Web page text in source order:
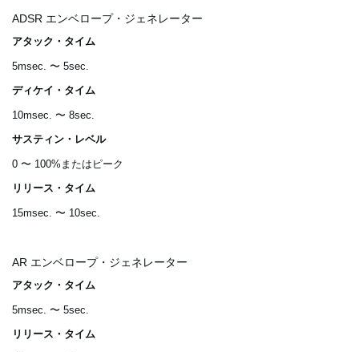
ADSR エンベロープ・ジェネレーター
アタック・タイム
5msec. 〜 5sec.
ディケイ・タイム
10msec. 〜 8sec.
サスティン・レベル
0 〜 100%またはピーク
リリース・タイム
15msec. 〜 10sec.
AR エンベロープ・ジェネレーター
アタック・タイム
5msec. 〜 5sec.
リリース・タイム